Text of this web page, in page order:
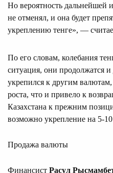
Но вероятность дальнейшей
не отменял, и она будет
укреплению тенге», —
По его словам, колебания
ситуация, они продолжатся
укрепился к другим
роста, что и привело к
Казахстана к прежним
возможно укрепление на 5-10
Продажа валюты
Финансист Расул